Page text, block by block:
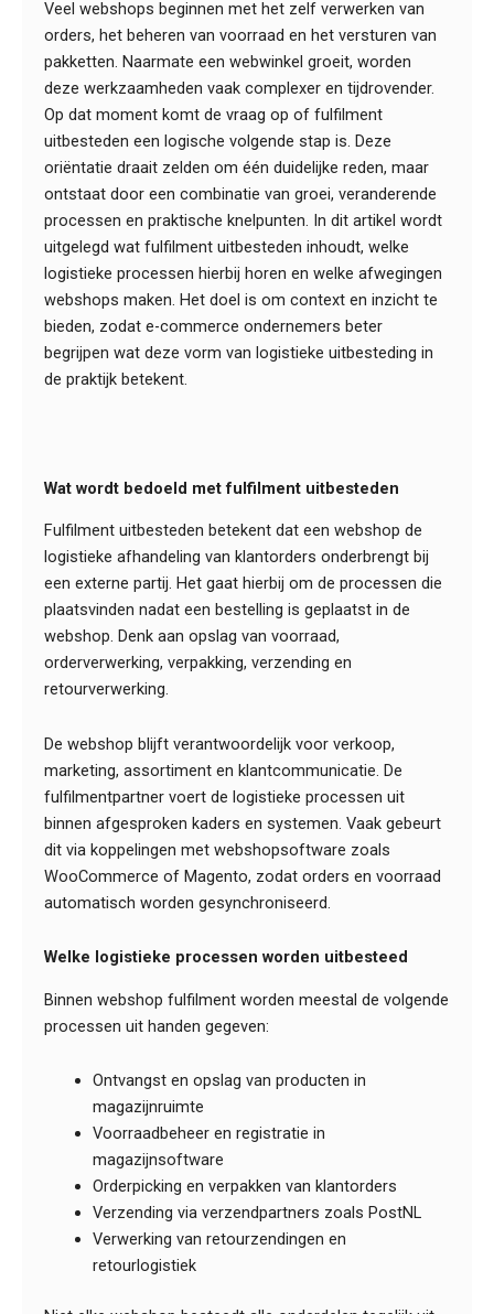
Veel webshops beginnen met het zelf verwerken van
orders, het beheren van voorraad en het versturen van
pakketten. Naarmate een webwinkel groeit, worden
deze werkzaamheden vaak complexer en tijdrovender.
Op dat moment komt de vraag op of fulfilment
uitbesteden een logische volgende stap is. Deze
oriëntatie draait zelden om één duidelijke reden, maar
ontstaat door een combinatie van groei, veranderende
processen en praktische knelpunten. In dit artikel wordt
uitgelegd wat fulfilment uitbesteden inhoudt, welke
logistieke processen hierbij horen en welke afwegingen
webshops maken. Het doel is om context en inzicht te
bieden, zodat e-commerce ondernemers beter
begrijpen wat deze vorm van logistieke uitbesteding in
de praktijk betekent.
Wat wordt bedoeld met fulfilment uitbesteden
Fulfilment uitbesteden betekent dat een webshop de
logistieke afhandeling van klantorders onderbrengt bij
een externe partij. Het gaat hierbij om de processen die
plaatsvinden nadat een bestelling is geplaatst in de
webshop. Denk aan opslag van voorraad,
orderverwerking, verpakking, verzending en
retourverwerking.
De webshop blijft verantwoordelijk voor verkoop,
marketing, assortiment en klantcommunicatie. De
fulfilmentpartner voert de logistieke processen uit
binnen afgesproken kaders en systemen. Vaak gebeurt
dit via koppelingen met webshopsoftware zoals
WooCommerce of Magento, zodat orders en voorraad
automatisch worden gesynchroniseerd.
Welke logistieke processen worden uitbesteed
Binnen webshop fulfilment worden meestal de volgende
processen uit handen gegeven:
Ontvangst en opslag van producten in
magazijnruimte
Voorraadbeheer en registratie in
magazijnsoftware
Orderpicking en verpakken van klantorders
Verzending via verzendpartners zoals PostNL
Verwerking van retourzendingen en
retourlogistiek